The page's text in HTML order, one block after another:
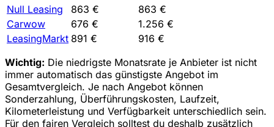
Null Leasing
863 €
863 €
Carwow
676 €
1.256 €
LeasingMarkt 891 €
916 €
Wichtig: Die niedrigste Monatsrate je Anbieter ist nicht
immer automatisch das günstigste Angebot im
Gesamtvergleich. Je nach Angebot können
Sonderzahlung, Überführungskosten, Laufzeit,
Kilometerleistung und Verfügbarkeit unterschiedlich sein.
Für den fairen Vergleich solltest du deshalb zusätzlich